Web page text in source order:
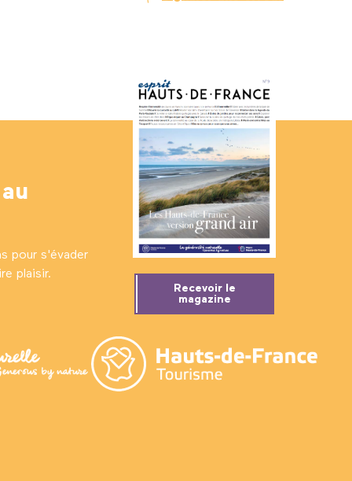
pour s'évader
plaisir.
Recevoir le
magazine